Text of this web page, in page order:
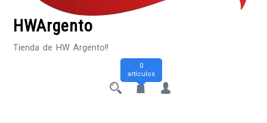
HWArgento
Tienda de HW Argento!!
0
artículos